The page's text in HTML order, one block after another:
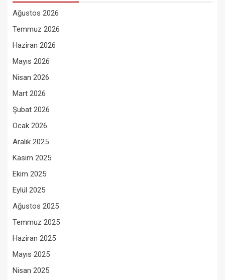
Ağustos 2026
Temmuz 2026
Haziran 2026
Mayıs 2026
Nisan 2026
Mart 2026
Şubat 2026
Ocak 2026
Aralık 2025
Kasım 2025
Ekim 2025
Eylül 2025
Ağustos 2025
Temmuz 2025
Haziran 2025
Mayıs 2025
Nisan 2025